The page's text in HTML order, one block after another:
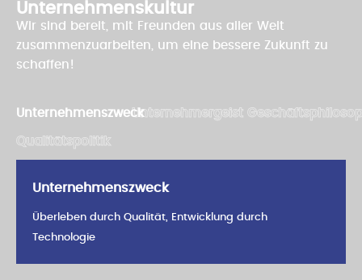
Unternehmenskultur
Wir sind bereit, mit Freunden aus aller Welt
zusammenzuarbeiten, um eine bessere Zukunft zu
schaffen!
UnternehmenszweckUnternehmergeist
Qualitätspolitik
Unternehmenszweck
Überleben durch Qualität, Entwicklung durch
Technologie